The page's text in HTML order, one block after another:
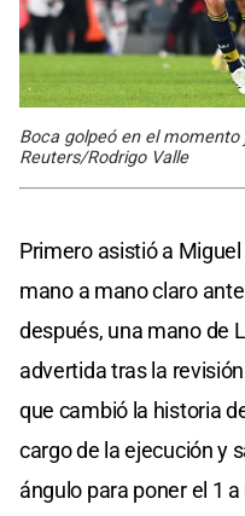
Boca golpeó en el
Reuters/Rodrigo Valle
Primero asistió a
mano a mano claro
después, una mano de
advertida tras la
que cambió la historia
cargo de la ejecución y
ángulo para poner el 1